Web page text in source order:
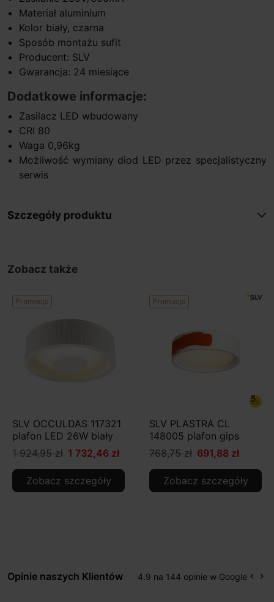
Materiał aluminium
Kolor biały, czarna
Sposób montażu sufit
Producent: SLV
Gwarancja: 24 miesiące
Dodatkowe informacje:
Zasilacz LED wbudowany
CRI 80
Waga 0,96kg
Możliwość wymiany diod LED przez specjalistyczny
serwis
Szczegóły produktu
Zobacz także
Promocja
SLV OCCULDAS 117321
plafon LED 26W biały
1 924,95 zł 1 732,46 zł
Zobacz szczegóły
Promocja
SLV PLASTRA CL
148005 plafon gips
768,75 zł 691,88 zł
Zobacz szczegóły
Opinie naszych Klientów 4.9 na 144 opinie w Google keyboard_arrow_left keyboard_arrow_right